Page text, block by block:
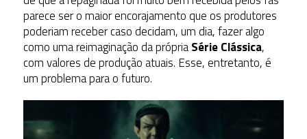
parece ser o maior encorajamento que os produtores
poderiam receber caso decidam, um dia, fazer algo
como uma reimaginação da própriaSérie Clássica,
com valores de produção atuais. Esse, entretanto, é
um problema para o futuro.